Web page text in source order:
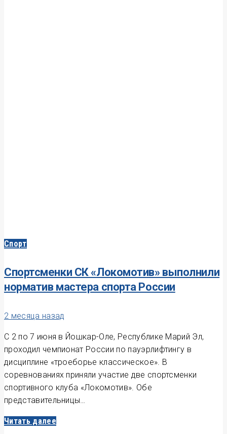
Спорт
Спортсменки СК «Локомотив» выполнили
норматив мастера спорта России
2 месяца назад
С 2 по 7 июня в Йошкар-Оле, Республике Марий Эл,
проходил чемпионат России по пауэрлифтингу в
дисциплине «троеборье классическое». В
соревнованиях приняли участие две спортсменки
спортивного клуба «Локомотив». Обе
представительницы…
Читать далее